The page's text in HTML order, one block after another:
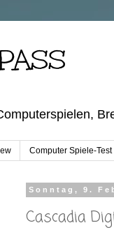
Computer Spiele-Test
Sonntag, 9.
Cascadia